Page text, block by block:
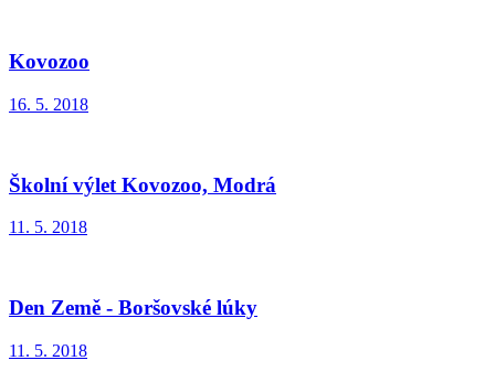
Kovozoo
16. 5. 2018
Školní výlet Kovozoo, Modrá
11. 5. 2018
Den Země - Boršovské lúky
11. 5. 2018